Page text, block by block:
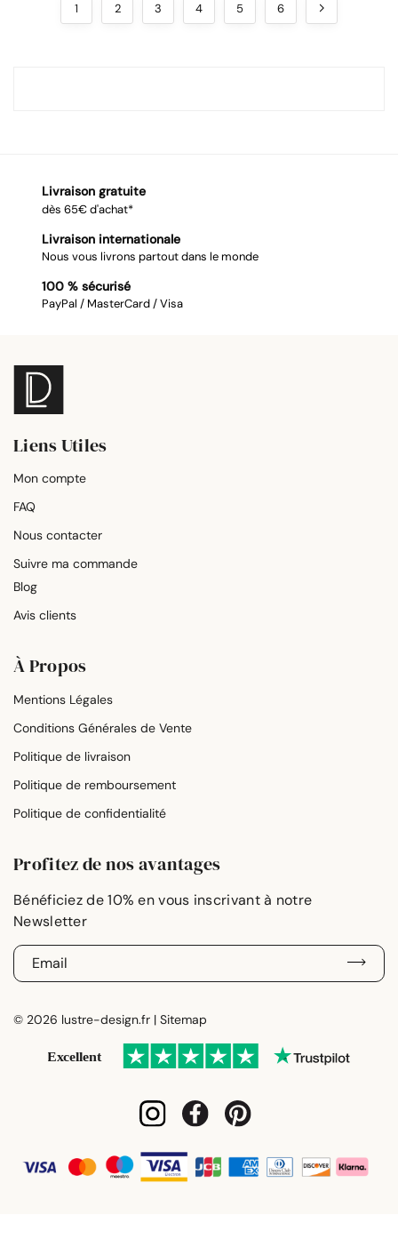
1 2 3 4 5 6
Livraison gratuite
dès 65€ d'achat*
Livraison internationale
Nous vous livrons partout dans le monde
100 % sécurisé
PayPal / MasterCard / Visa
Liens Utiles
Mon compte
FAQ
Nous contacter
Suivre ma commande
Blog
Avis clients
À Propos
Mentions Légales
Conditions Générales de Vente
Politique de livraison
Politique de remboursement
Politique de confidentialité
Profitez de nos avantages
E
-
a
© 2026 lustre-design.fr | Sitemap